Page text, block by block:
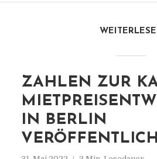
ZAHLEN ZUR
IN BERLIN